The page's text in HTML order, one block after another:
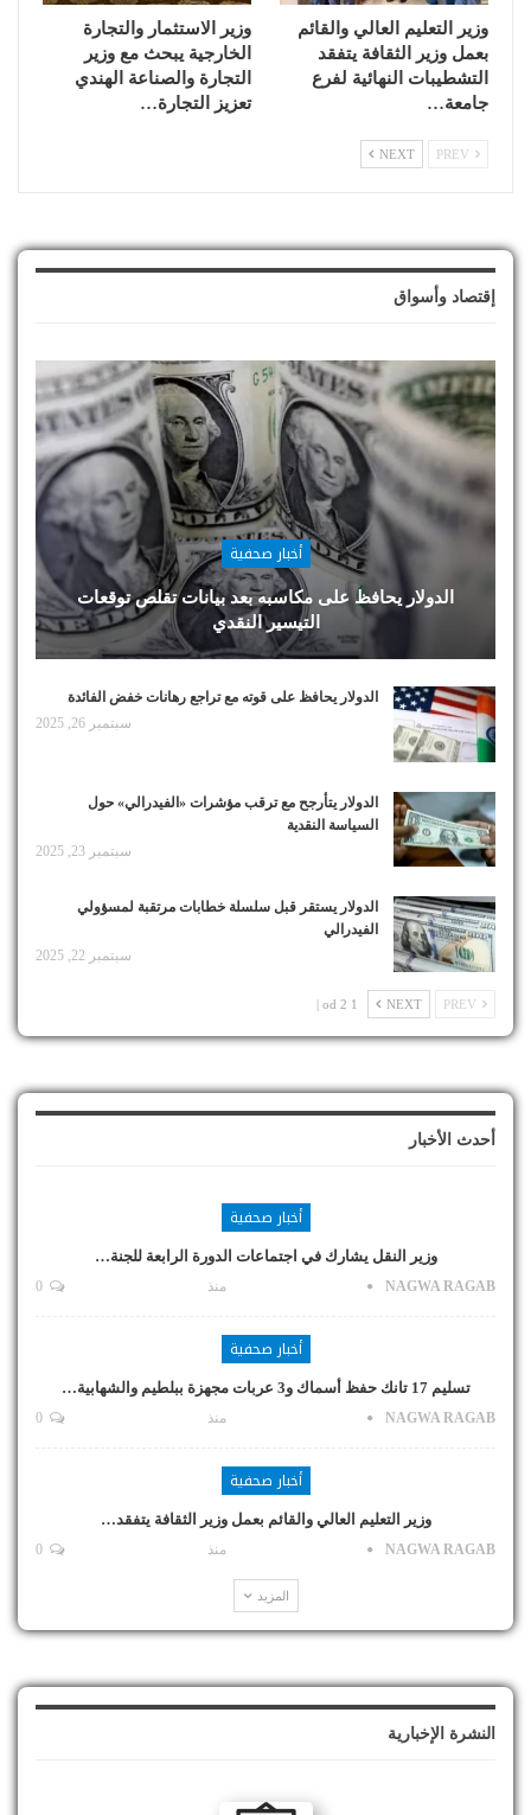
وزير التعليم العالي والقائم
بعمل وزير الثقافة يتفقد
التشطيبات النهائية لفرع
جامعة…
وزير الاستثمار والتجارة
الخارجية يبحث مع وزير
التجارة والصناعة الهندي
تعزيز التجارة…
NEXT
إقتصاد وأسواق
أخبار صحفية
الدولار يحافظ على مكاسبه بعد بيانات تقلص توقعات
التيسير النقدي
الدولار يحافظ على قوته مع تراجع رهانات خفض الفائدة
سبتمبر 26, 2025
الدولار يتأرجح مع ترقب مؤشرات «الفيدرالي» حول
السياسة النقدية
سبتمبر 23, 2025
الدولار يستقر قبل سلسلة خطابات مرتقبة لمسؤولي
الفيدرالي
سبتمبر 22, 2025
NEXT
1 od 2 |
أحدث الأخبار
أخبار صحفية
وزير النقل يشارك في اجتماعات الدورة الرابعة للجنة…
NAGWA RAGAB منذ
أخبار صحفية
تسليم 17 تانك حفظ أسماك و3 عربات مجهزة ببلطيم والشهابية…
NAGWA RAGAB منذ
أخبار صحفية
وزير التعليم العالي والقائم بعمل وزير الثقافة يتفقد…
NAGWA RAGAB منذ
المزيد
النشرة الإخبارية